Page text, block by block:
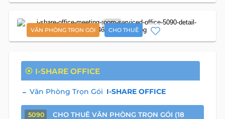
VĂN PHÒNG TRỌN GÓI CHO THUÊ
6
I-SHARE OFFICE
Văn Phòng Trọn Gói I-SHARE OFFICE
5090
CHO THUÊ VĂN PHÒNG TRỌN GÓI (18